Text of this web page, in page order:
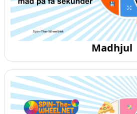
Madhjul